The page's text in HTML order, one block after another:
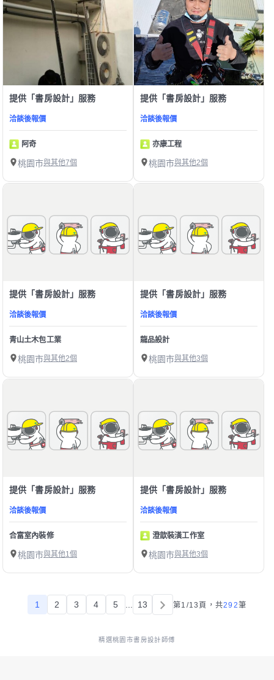
提供「書房設計」服務
洽談後報價
阿奇
桃園市與其他7個
提供「書房設計」服務
洽談後報價
亦康工程
桃園市與其他2個
提供「書房設計」服務
洽談後報價
青山土木包工業
桃園市與其他2個
提供「書房設計」服務
洽談後報價
龍品設計
桃園市與其他3個
提供「書房設計」服務
洽談後報價
合富室內裝修
桃園市與其他1個
提供「書房設計」服務
洽談後報價
澄歆裝潢工作室
桃園市與其他3個
1 2 3 4 5 13 第1/13頁， 共292筆
精選桃園市書房設計師傅